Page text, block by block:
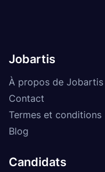
Jobartis
À propos de Jobartis
Contact
Termes et conditions
Blog
Candidats